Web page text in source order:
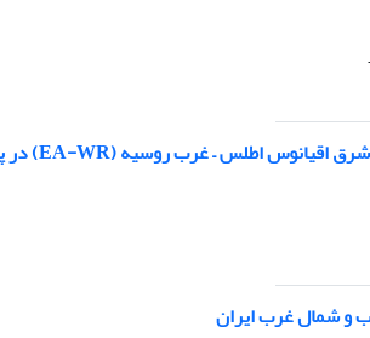
و شمال غرب ایران